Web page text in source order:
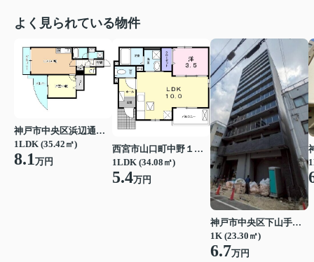
よく見られている物件
神戸市中央区浜辺通３丁目
1LDK (35.42㎡)
8.1万円
西宮市山口町中野１丁目
1LDK (34.08㎡)
5.4万円
神戸市中央区下山手通７丁目
1K (23.30㎡)
6.7万円